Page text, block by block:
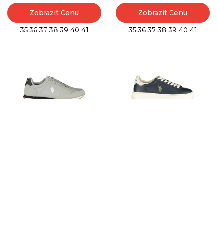
Zobrazit Cenu
35 36 37 38 39 40 41
Zobrazit Cenu
35 36 37 38 39 40 41